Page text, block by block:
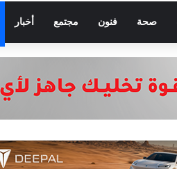
صحة فنون مجتمع أخبار